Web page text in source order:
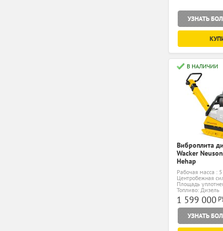
В НАЛИЧИИ
Виброплита
Wacker
Hehap
Рабочая масса :
Центробежная
Площадь
Топливо: Дизель
1 599 000